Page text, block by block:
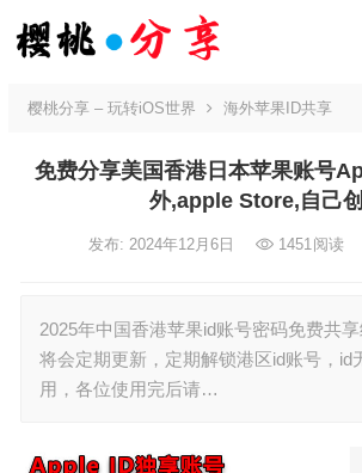
樱桃分享 – 玩转iOS世界 海外苹果ID共享
免费分享美国香港日本苹果账号
外,apple Store,自己
发布: 2024年12月6日 1451阅读
2025年中国香港苹果id账号密码免费共
将会定期更新，定期解锁港区id账号，id
用，各位使用完后请…